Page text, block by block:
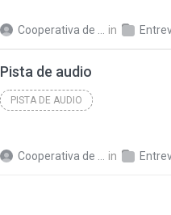
Cooperativa de Trabajo C. in
Pista de audio
PISTA DE AUDIO
Cooperativa de Trabajo C. in